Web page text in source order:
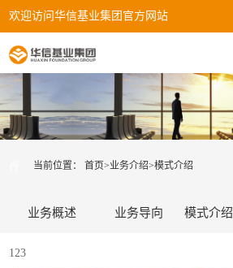
欢迎访问华信基业集团官方网站
当前位置：首页>业务介绍>模式介绍
业务概述 业务导向 模式介绍
123